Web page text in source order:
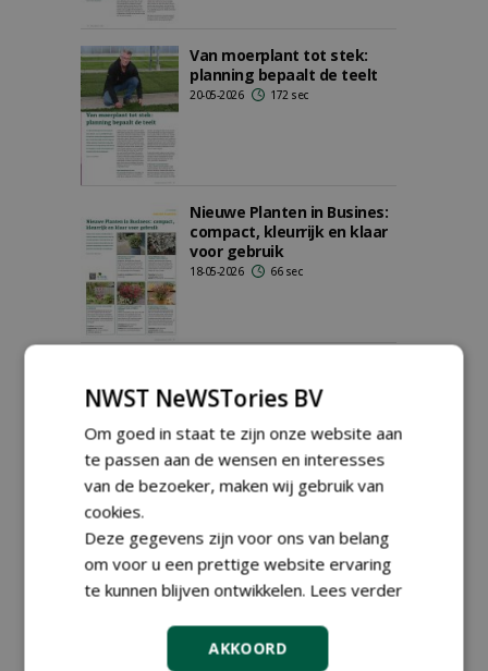
Van moerplant tot stek:
planning bepaalt de teelt
20-05-2026 172 sec
Nieuwe Planten in Busines:
compact, kleurrijk en klaar
voor gebruik
18-05-2026 66 sec
miljoenen stekken bij FNK
YoungPlants
28-04-2026 171 sec
plantinnovaties!
02-03-2026 225 sec
NWST NeWSTories BV
Om goed in staat te zijn onze website aan
te passen aan de wensen en interesses
van de bezoeker, maken wij gebruik van
cookies.
Deze gegevens zijn voor ons van belang
om voor u een prettige website ervaring
te kunnen blijven ontwikkelen. Lees verder
AKKOORD